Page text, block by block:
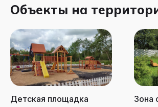
Объекты на
Детская площадка Зона